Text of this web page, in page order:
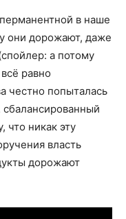
в наше
они дорожают, даже
а потому
равно
честно попыталась
что никак эту
власть
дорожают